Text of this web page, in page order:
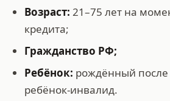
Возраст: 21–75 лет на
кредита;
Гражданство РФ;
Ребёнок: рождённый
ребёнок-инвалид.